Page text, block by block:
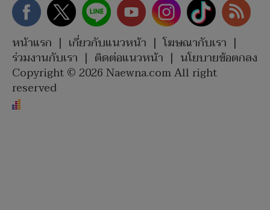
หน้าแรก | เกี่ยวกับแนวหน้า | โฆษณากับเรา |
ร่วมงานกับเรา | ติดต่อแนวหน้า | นโยบายข้อตกลง
Copyright © 2026 Naewna.com All right
reserved